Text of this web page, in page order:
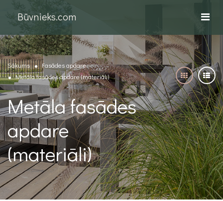
Būvnieks.com
Sākums
Fasādes apdare
Metāla fasādes apdare (materiāli)
Metāla fasādes
apdare
(materiāli)